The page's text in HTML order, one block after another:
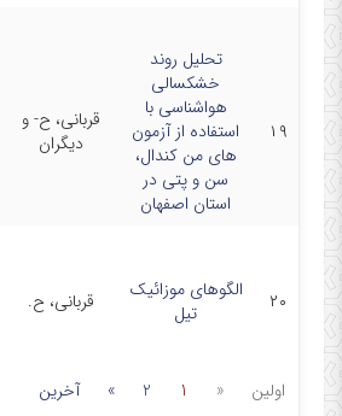
۱۹
تحلیل روند
خشکسالی
هواشناسی با
استفاده از آزمون
های من کندال،
سن و پتی در
استان اصفهان
قربانی، ح- و
دیگران
۲۰
الگوهای موزائیک
تیل
قربانی، ح.
اولین «
1
2
» آخرین